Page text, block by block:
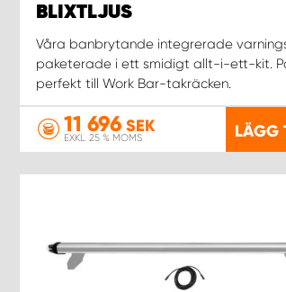
BLIXTLJUS
Våra banbrytande integrerade
paketerade i ett smidigt allt-i-ett-kit.
perfekt till Work Bar-takräcken.
11 696 SEK
EXKL. 25 % MOMS LÄGG